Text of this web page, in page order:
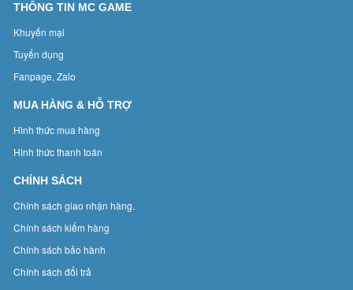
THÔNG TIN MC GAME
Khuyến mại
Tuyển dụng
Fanpage, Zalo
MUA HÀNG & HỖ TRỢ
Hình thức mua hàng
Hình thức thanh toán
CHÍNH SÁCH
Chính sách giao nhận hàng.
Chính sách kiểm hàng
Chính sách bảo hành
Chính sách đổi trả